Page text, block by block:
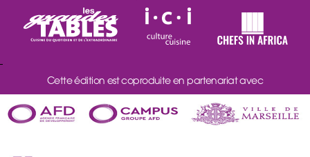
Cette édition est coproduite en partenariat avec